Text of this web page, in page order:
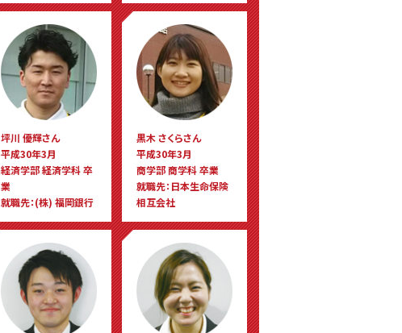
坪川 優輝さん
平成30年3月
経済学部 経済学科 卒
業
就職先：(株) 福岡銀行
黒木 さくらさん
平成30年3月
商学部 商学科 卒業
就職先：日本生命保険
相互会社